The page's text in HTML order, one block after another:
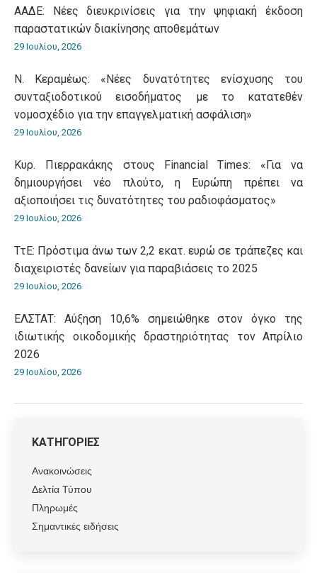
ΑΑΔΕ: Νέες διευκρινίσεις για την ψηφιακή έκδοση
παραστατικών διακίνησης αποθεμάτων
29 Ιουλίου, 2026
Ν. Κεραμέως: «Νέες δυνατότητες ενίσχυσης του
συνταξιοδοτικού εισοδήματος με το κατατεθέν
νομοσχέδιο για την επαγγελματική ασφάλιση»
29 Ιουλίου, 2026
Κυρ. Πιερρακάκης στους Financial Times: «Για να
δημιουργήσει νέο πλούτο, η Ευρώπη πρέπει να
αξιοποιήσει τις δυνατότητες του ραδιοφάσματος»
29 Ιουλίου, 2026
ΤτΕ: Πρόστιμα άνω των 2,2 εκατ. ευρώ σε τράπεζες και
διαχειριστές δανείων για παραβιάσεις το 2025
29 Ιουλίου, 2026
ΕΛΣΤΑΤ: Αύξηση 10,6% σημειώθηκε στον όγκο της
ιδιωτικής οικοδομικής δραστηριότητας τον Απρίλιο
2026
29 Ιουλίου, 2026
ΚΑΤΗΓΟΡΙΕΣ
Ανακοινώσεις
Δελτία Τύπου
Πληρωμές
Σημαντικές ειδήσεις